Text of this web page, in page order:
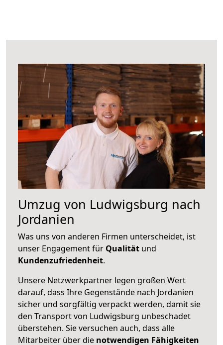
Umzug von Ludwigsburg nach
Jordanien
Was uns von anderen Firmen unterscheidet, ist
unser Engagement für Qualität und
Kundenzufriedenheit.
Unsere Netzwerkpartner legen großen Wert
darauf, dass Ihre Gegenstände nach Jordanien
sicher und sorgfältig verpackt werden, damit sie
den Transport von Ludwigsburg unbeschadet
überstehen. Sie versuchen auch, dass alle
Mitarbeiter über die notwendigen Fähigkeiten